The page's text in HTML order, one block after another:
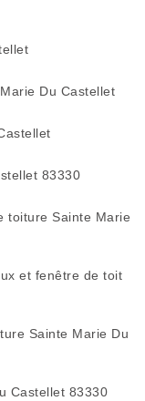
Du Castellet
83330
toiture Sainte Marie
et fenêtre de toit
Sainte Marie Du
Castellet 83330